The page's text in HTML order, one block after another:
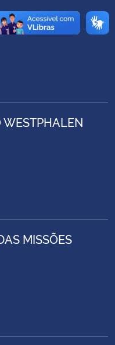
WESTPHALEN
MISSÕES